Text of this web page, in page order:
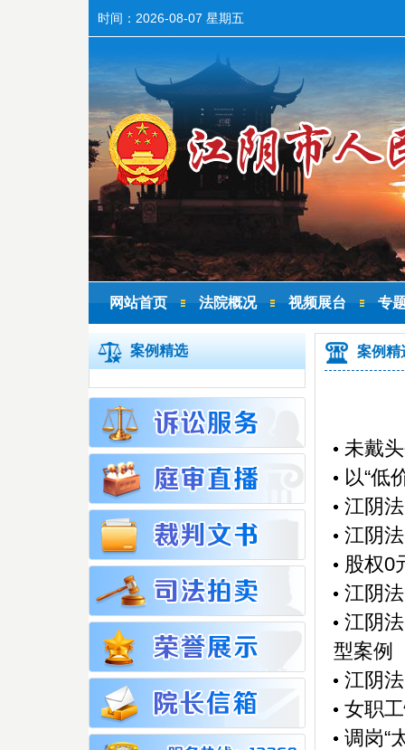
时间： 2026-08-07 星期五
网站首页 法院概况 视频展台 专
案例精选 案例精
未戴
以“低
江阴
江阴
股权0
江阴
江阴
型案例
江阴
女职
调岗“